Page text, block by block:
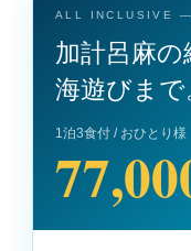
ALL INCLUSIVE
加計呂麻の
海遊びまで
1泊3食付 / おひとり様